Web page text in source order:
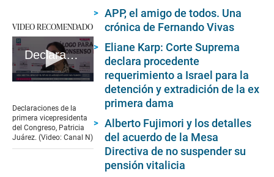
VIDEO RECOMENDADO
Declaraciones de la primera vicepresidenta del Congreso, Patricia Juárez
of
3
minutes,
28
seconds
Declaraciones de la
primera vicepresidenta
del Congreso, Patricia
Juárez. (Video: Canal N)
APP, el amigo de todos. Una
crónica de Fernando Vivas
Eliane Karp: Corte Suprema
declara procedente
requerimiento a Israel para la
detención y extradición de la ex
primera dama
Alberto Fujimori y los detalles
del acuerdo de la Mesa
Directiva de no suspender su
pensión vitalicia